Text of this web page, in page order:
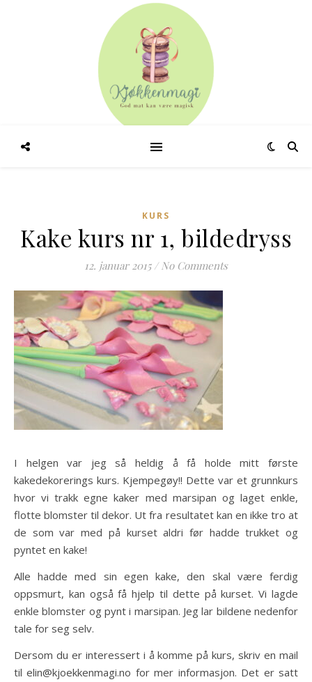
KURS
Kake kurs nr 1, bildedryss
12. januar 2015 / No Comments
I helgen var jeg så heldig å få holde mitt første
kakedekorerings kurs. Kjempegøy!! Dette var et grunnkurs
hvor vi trakk egne kaker med marsipan og laget enkle,
flotte blomster til dekor. Ut fra resultatet kan en ikke tro at
de som var med på kurset aldri før hadde trukket og
pyntet en kake!
Alle hadde med sin egen kake, den skal være ferdig
oppsmurt, kan også få hjelp til dette på kurset. Vi lagde
enkle blomster og pynt i marsipan. Jeg lar bildene nedenfor
tale for seg selv.
Dersom du er interessert i å komme på kurs, skriv en mail
til elin@kjoekkenmagi.no for mer informasjon. Det er satt